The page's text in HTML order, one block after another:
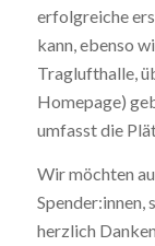
erfolgreiche
kann, ebenso
Traglufthalle,
Homepage)
umfasst die
Wir möchten
Spender:innen,
herzlich